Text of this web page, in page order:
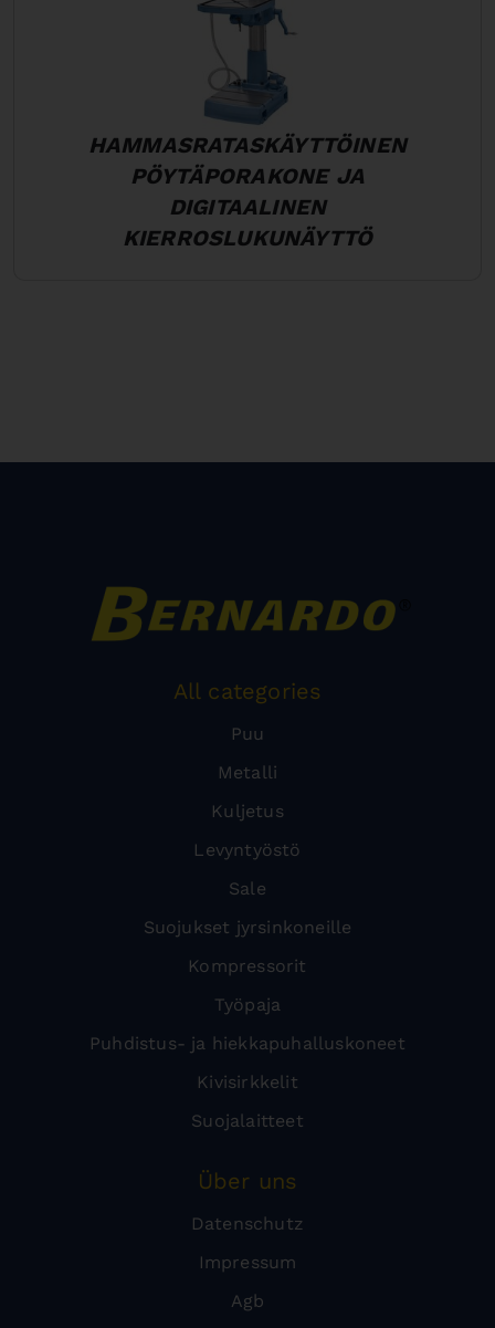
HAMMASRATASKÄYTTÖINEN
PÖYTÄPORAKONE JA
DIGITAALINEN
KIERROSLUKUNÄYTTÖ
All categories
Puu
Metalli
Kuljetus
Levyntyöstö
Sale
Suojukset jyrsinkoneille
Kompressorit
Työpaja
Puhdistus- ja hiekkapuhalluskoneet
Kivisirkkelit
Suojalaitteet
Über uns
Datenschutz
Impressum
Agb